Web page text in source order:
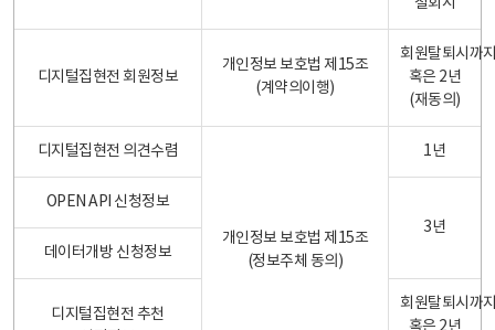
디지털집현전 회원정보
개인정보 보호법 제15조
(계약의이행)
회원탈퇴시까
혹은 2년
(재동의)
디지털집현전 의견수렴
개인정보 보호법 제15조
(정보주체 동의)
1년
OPEN API 신청정보
3년
데이터개방 신청정보
디지털집현전 추천
회원탈퇴시까
혹은 2년